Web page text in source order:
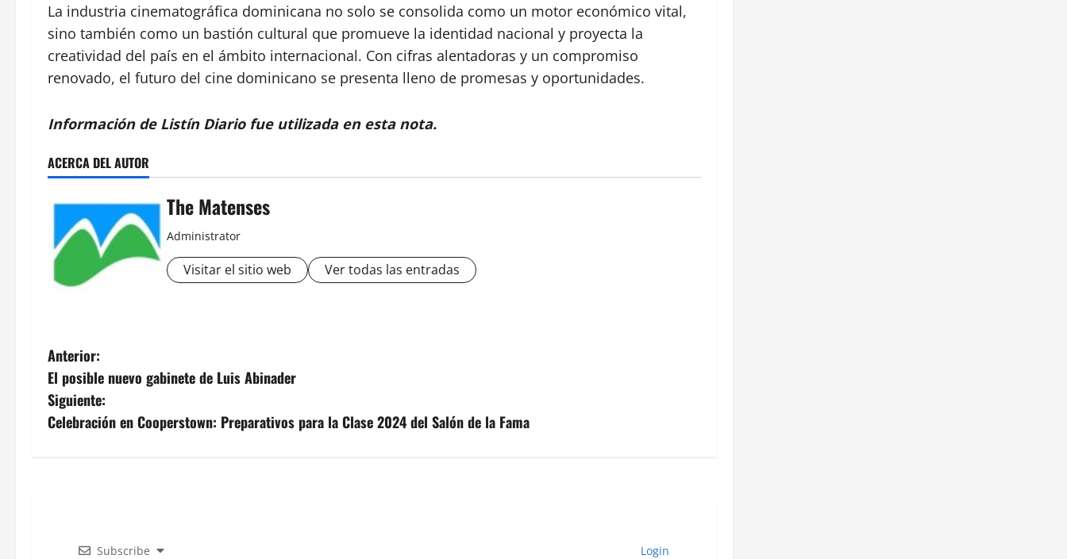
La industria cinematográfica dominicana no solo se consolida como un motor económico vital,
sino también como un bastión cultural que promueve la identidad nacional y proyecta la
creatividad del país en el ámbito internacional. Con cifras alentadoras y un compromiso
renovado, el futuro del cine dominicano se presenta lleno de promesas y oportunidades.
Información de Listín Diario fue utilizada en esta nota.
ACERCA DEL AUTOR
The Matenses
Administrator
Visitar el sitio web Ver todas las entradas
N
a
v
Anterior:
El posible nuevo gabinete de Luis Abinader
Siguiente:
Celebración en Cooperstown: Preparativos para la Clase 2024 del Salón de la Fama
Subscribe Login